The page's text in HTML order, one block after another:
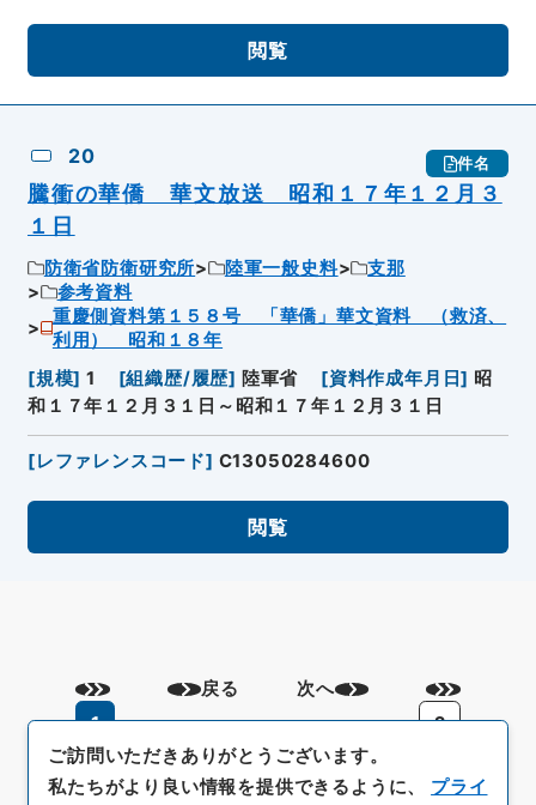
閲覧
20 件名
騰衝の華僑 華文放送 昭和１７年１２月３
１日
防衛省防衛研究所 陸軍一般史料
支那
参考資料
重慶側資料第１５８号 「華僑」華文資料 （救済、
利用） 昭和１８年
[規模] 1 [組織歴/履歴] 陸軍省 [資料作成年月日] 昭
和１７年１２月３１日～昭和１７年１２月３１日
[レファレンスコード] C13050284600
閲覧
戻る
1
2
次へ
ご訪問いただきありがとうございます。
私たちがより良い情報を提供できるように、 プライ